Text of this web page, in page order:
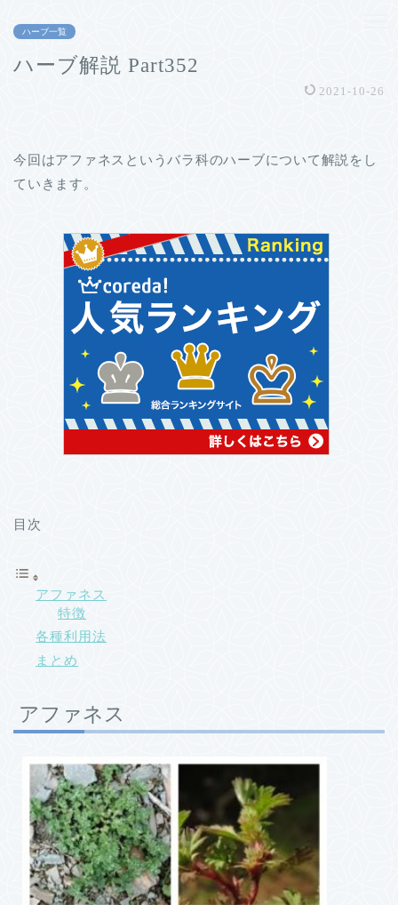
ハーブ一覧
ハーブ解説 Part352
2021-10-26
今回はアファネスというバラ科のハーブについて解説をし
ていきます。
目次
アファネス
特徴
各種利用法
まとめ
アファネス